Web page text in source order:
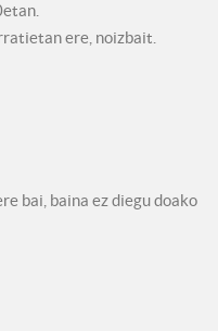
ere, noizbait.
bai, baina ez diegu doako